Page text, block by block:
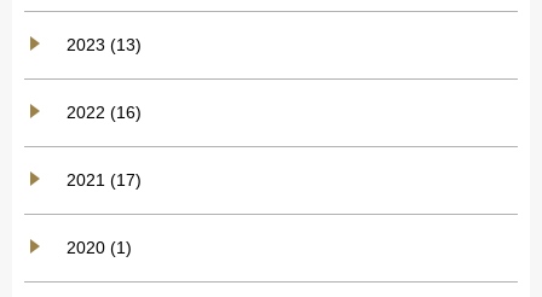
2023 (13)
2022 (16)
2021 (17)
2020 (1)